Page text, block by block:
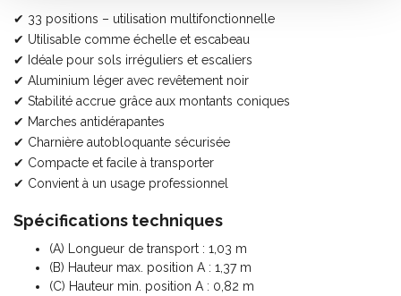
✔ 33 positions – utilisation multifonctionnelle
✔ Utilisable comme échelle et escabeau
✔ Idéale pour sols irréguliers et escaliers
✔ Aluminium léger avec revêtement noir
✔ Stabilité accrue grâce aux montants coniques
✔ Marches antidérapantes
✔ Charnière autobloquante sécurisée
✔ Compacte et facile à transporter
✔ Convient à un usage professionnel
Spécifications techniques
(A) Longueur de transport : 1,03 m
(B) Hauteur max. position A : 1,37 m
(C) Hauteur min. position A : 0,82 m